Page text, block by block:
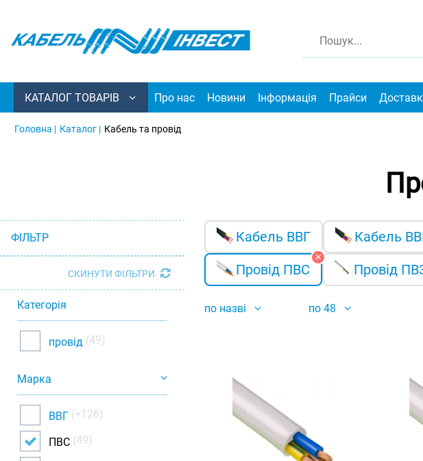
КАТАЛОГ ТОВАРІВ Про нас Новини Інформація Прайси
Головна | Каталог | Кабель та провід
ФІЛЬТР
СКИНУТИ ФІЛЬТРИ
Категорія
провід (49)
Марка
ВВГ (+126)
ПВС (49)
Кабель ВВГ Кабель
Провід ПВС
Провід
по назві по 48